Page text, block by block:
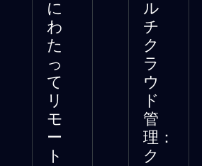
に
わ
た
っ
て
リ
モ
ー
ト
ル
チ
ク
ラ
ウ
ド
管
理：
ク